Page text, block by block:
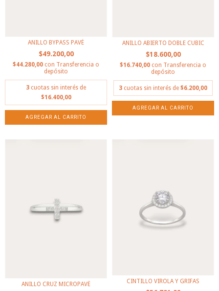
ANILLO BYPASS PAVÉ
$49.200,00
$44.280,00 con Transferencia o
depósito
3 cuotas sin interés de
$16.400,00
ANILLO ABIERTO DOBLE CUBIC
$18.600,00
$16.740,00 con Transferencia o
depósito
3 cuotas sin interés de $6.200,00
AGREGAR AL CARRITO
ANILLO CRUZ MICROPAVÉ CINTILLO VIROLA Y GRIFAS